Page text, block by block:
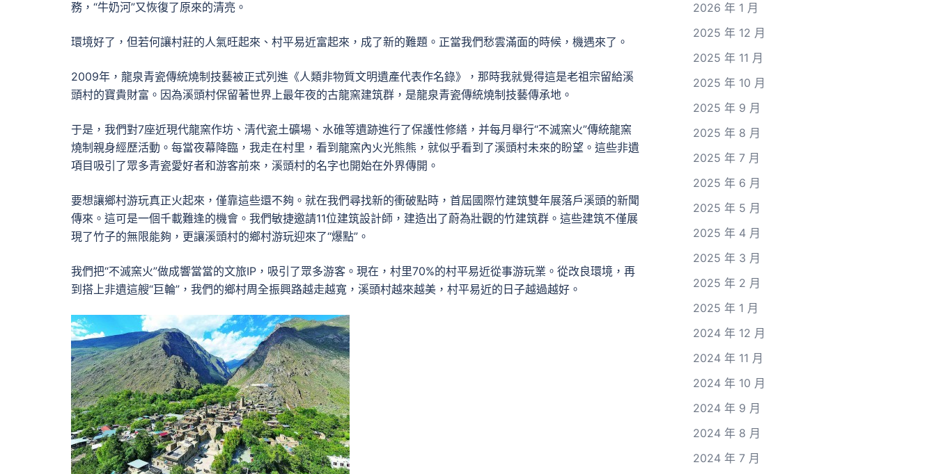
務，“牛奶河”又恢復了原來的清亮。
環境好了，但若何讓村莊的人氣旺起來、村平易近富起來，成了新的難題。正當我們愁雲滿面的時候，機遇來了。
2009年，龍泉青瓷傳統燒制技藝被正式列進《人類非物質文明遺產代表作名錄》，那時我就覺得這是老祖宗留給溪
頭村的寶貴財富。因為溪頭村保留著世界上最年夜的古龍窯建筑群，是龍泉青瓷傳統燒制技藝傳承地。
于是，我們對7座近現代龍窯作坊、清代瓷土礦場、水碓等遺跡進行了保護性修繕，并每月舉行“不滅窯火”傳統龍窯
燒制親身經歷活動。每當夜幕降臨，我走在村里，看到龍窯內火光熊熊，就似乎看到了溪頭村未來的盼望。這些非遺
項目吸引了眾多青瓷愛好者和游客前來，溪頭村的名字也開始在外界傳開。
要想讓鄉村游玩真正火起來，僅靠這些還不夠。就在我們尋找新的衝破點時，首屆國際竹建筑雙年展落戶溪頭的新聞
傳來。這可是一個千載難逢的機會。我們敏捷邀請11位建筑設計師，建造出了蔚為壯觀的竹建筑群。這些建筑不僅展
現了竹子的無限能夠，更讓溪頭村的鄉村游玩迎來了“爆點”。
我們把“不滅窯火”做成響當當的文旅IP，吸引了眾多游客。現在，村里70%的村平易近從事游玩業。從改良環境，再
到搭上非遺這艘“巨輪”，我們的鄉村周全振興路越走越寬，溪頭村越來越美，村平易近的日子越過越好。
2026 年 1 月
2025 年 12 月
2025 年 11 月
2025 年 10 月
2025 年 9 月
2025 年 8 月
2025 年 7 月
2025 年 6 月
2025 年 5 月
2025 年 4 月
2025 年 3 月
2025 年 2 月
2025 年 1 月
2024 年 12 月
2024 年 11 月
2024 年 10 月
2024 年 9 月
2024 年 8 月
2024 年 7 月